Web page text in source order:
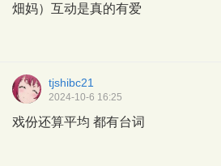
畑妈）互动是真的有爱
tjshibc21
2024-10-6 16:25
戏份还算平均 都有台词